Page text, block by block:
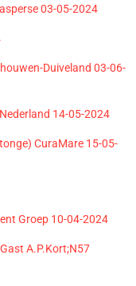
03-05-2024
Duiveland 03-06-
14-05-2024
CuraMare 15-05-
Groep 10-04-2024
A.P.Kort;N57